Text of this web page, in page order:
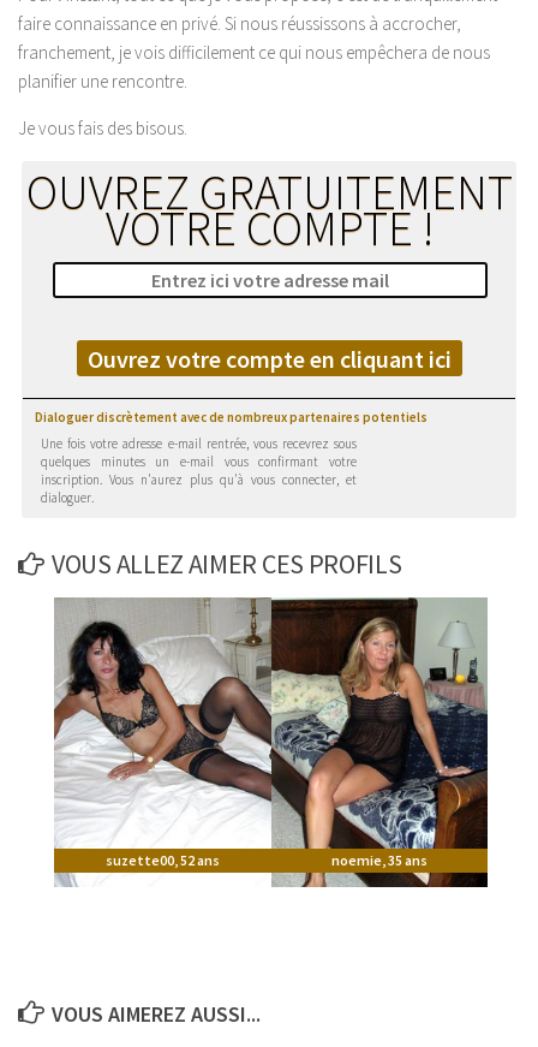
faire connaissance en privé. Si nous réussissons à accrocher,
franchement, je vois difficilement ce qui nous empêchera de nous
planifier une rencontre.
Je vous fais des bisous.
OUVREZ GRATUITEMENT
VOTRE COMPTE !
Ouvrez votre compte en cliquant ici
Dialoguer discrètement avec de nombreux partenaires potentiels
Une fois votre adresse e-mail rentrée, vous recevrez sous
quelques minutes un e-mail vous confirmant votre
inscription. Vous n'aurez plus qu'à vous connecter, et
dialoguer.
VOUS ALLEZ AIMER CES PROFILS
suzette00, 52 ans noemie, 35 ans
VOUS AIMEREZ AUSSI...